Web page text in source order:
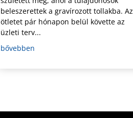
beleszerettek a gravírozott tollakba. Az
ötletet pár hónapon belül követte az
üzleti terv...
bővebben